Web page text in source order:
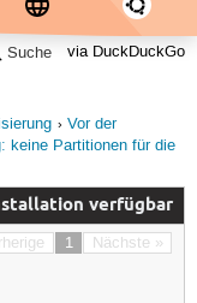
via DuckDuckGo
Vor der
keine Partitionen für die
verfügbar
1 Nächste »